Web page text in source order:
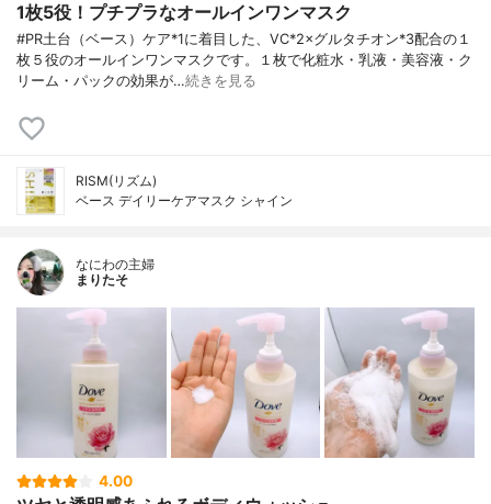
1枚5役！プチプラなオールインワンマスク
#PR土台（ベース）ケア*1に着目した、VC*2×グルタチオン*3配合の１
枚５役のオールインワンマスクです。１枚で化粧水・乳液・美容液・ク
リーム・パックの効果が…続きを見る
RISM(リズム)
ベース デイリーケアマスク シャイン
なにわの主婦
まりたそ
4.00